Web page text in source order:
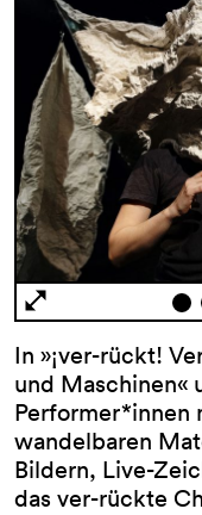
AGB
Impressum
Datenschutz
In »¡ver-rückt!
und Maschinen«
Performer*innen
wandelbaren
Bildern, Live-
das ver-rückte